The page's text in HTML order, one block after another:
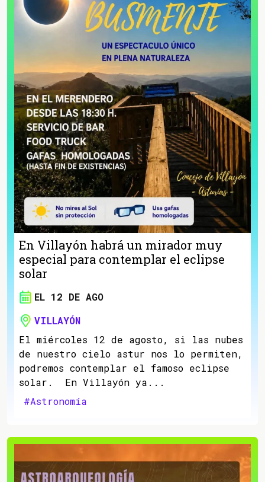
En Villayón habrá un mirador muy
especial para contemplar el eclipse
solar
EL 12 DE AGO
VILLAYÓN
El miércoles 12 de agosto, si las nubes
de nuestro cielo astur nos lo permiten,
podremos contemplar el famoso eclipse
solar. En Villayón ya...
#Astronomía